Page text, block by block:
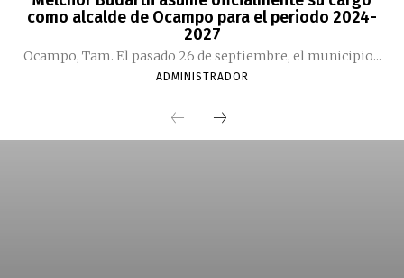
como alcalde de Ocampo para el periodo 2024-
2027
Ocampo, Tam. El pasado 26 de septiembre, el municipio...
ADMINISTRADOR